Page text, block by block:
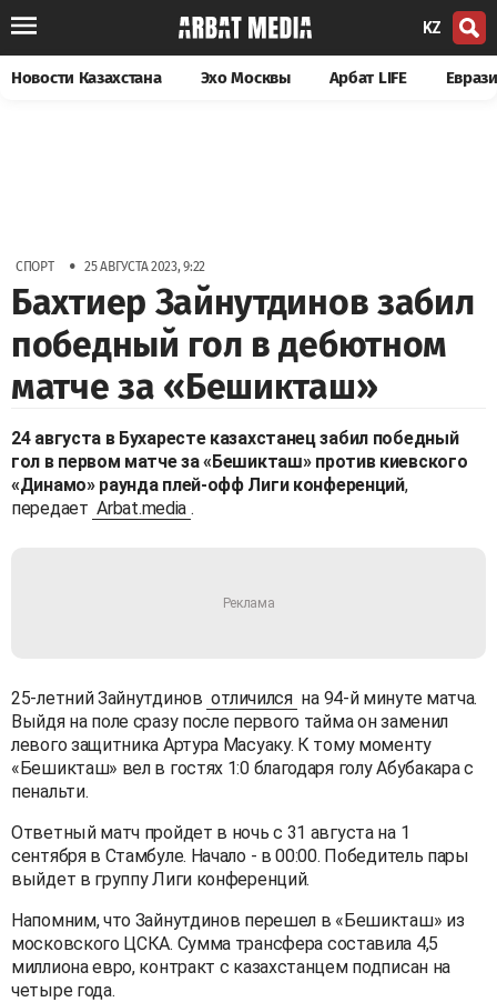
KZ
Новости Казахстана Эхо Москвы Арбат LIFE
СПОРТ • 25 АВГУСТА 2023, 9:22
Бахтиер Зайнутдинов забил
победный гол в дебютном
матче за «Бешикташ»
24 августа в Бухаресте казахстанец забил победный
гол в первом матче за «Бешикташ» против киевского
«Динамо» раунда плей-офф Лиги конференций,
передает Arbat.media .
25-летний Зайнутдинов отличился на 94-й минуте матча.
Выйдя на поле сразу после первого тайма он заменил
левого защитника Артура Масуаку. К тому моменту
«Бешикташ» вел в гостях 1:0 благодаря голу Абубакара с
пенальти.
Ответный матч пройдет в ночь с 31 августа на 1
сентября в Стамбуле. Начало - в 00:00. Победитель пары
выйдет в группу Лиги конференций.
Напомним, что Зайнутдинов перешел в «Бешикташ» из
московского ЦСКА. Сумма трансфера составила 4,5
миллиона евро, контракт с казахстанцем подписан на
четыре года.